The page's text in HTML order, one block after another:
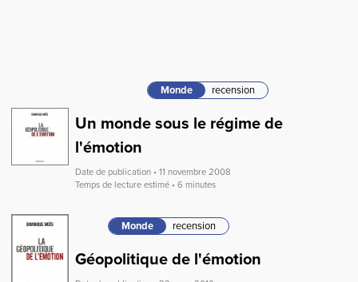
Monde recension
Un monde sous le régime de
l'émotion
Date de publication • 11 novembre 2008
Temps de lecture estimé • 6 minutes
Monde recension
Géopolitique de l'émotion